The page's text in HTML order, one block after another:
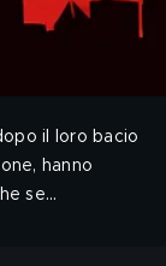
il loro bacio
hanno
se